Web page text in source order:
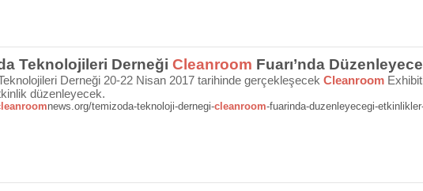
Teknolojileri Derneği Cleanroom Fuarı’nda
Derneği 20-22 Nisan 2017 tarihinde gerçekleşecek Cleanroom
düzenleyecek.
news.org/temizoda-teknoloji-dernegi-cleanroom-fuarinda-duzenleyecegi-